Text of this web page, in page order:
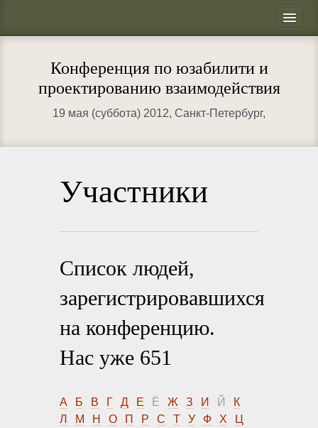
Докладчики
Кто пойдёт?
Конференция по юзабилити и
проектированию взаимодействия
19 мая (суббота) 2012, Санкт-Петербург,
Участники
Список людей,
зарегистрировавшихся
на конференцию.
Нас уже 651
А Б В Г Д Е Ё Ж З И Й
К
Л
М Н О П Р С Т У Ф Х
Ц